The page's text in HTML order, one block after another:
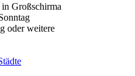
in Großschirma
oder weitere